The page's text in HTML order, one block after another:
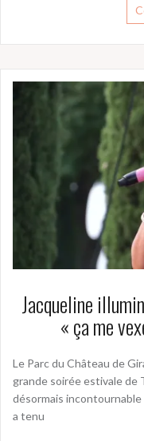
Jacqueline
« ça me
Le Parc du Château de
grande soirée estivale de
désormais incontournable
a tenu